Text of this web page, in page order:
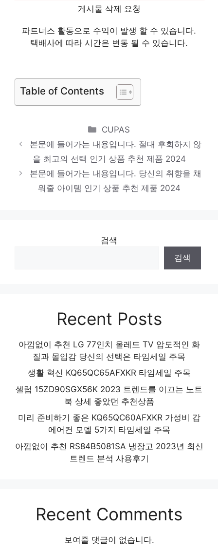
잠들기 전, 이거 어때요? 인기 상품 추천 제
홈플래닛 스탠드형 리모컨 선풍기,
NDL1703R, NDL1802R
제품 2024
미디어 습식 건식 물청소 무선 진공청소기
멋진 변화, 당신의 손안에 인기 상품 추천 제
품 2024
본문에 들어가는 내용입니다.
혜택 가득, 지금 바로 적용! 인기 상품 추천
절대 후회하지 않을 최고의 선택 인기 상품
게시물 삭제 요청
파트너스 활동으로 수익이 발생 할 수 있습니다.
택배사에 따라 시간은 변동 될 수 있습니다.
Table of Contents
Categories
CUPAS
본문에 들어가는 내용입니다. 절대 후회하지 않
을 최고의 선택 인기 상품 추천 제품 2024
본문에 들어가는 내용입니다. 당신의 취향을 채
워줄 아이템 인기 상품 추천 제품 2024
검색
검색
Recent Posts
아낌없이 추천 LG 77인치 올레드 TV 압도적인 화
질과 몰입감 당신의 선택은 타임세일 주목
생활 혁신 KQ65QC65AFXKR 타임세일 주목
셀럽 15ZD90SGX56K 2023 트렌드를 이끄는 노트
북 상세 좋았던 추천상품
미리 준비하기 좋은 KQ65QC60AFXKR 가성비 갑
에어컨 모델 5가지 타임세일 주목
아낌없이 추천 RS84B5081SA 냉장고 2023년 최신
트렌드 분석 사용후기
Recent Comments
보여줄 댓글이 없습니다.